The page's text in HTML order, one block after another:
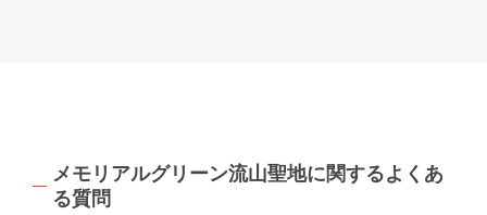
メモリアルグリーン流山聖地に関するよくあ
る質問